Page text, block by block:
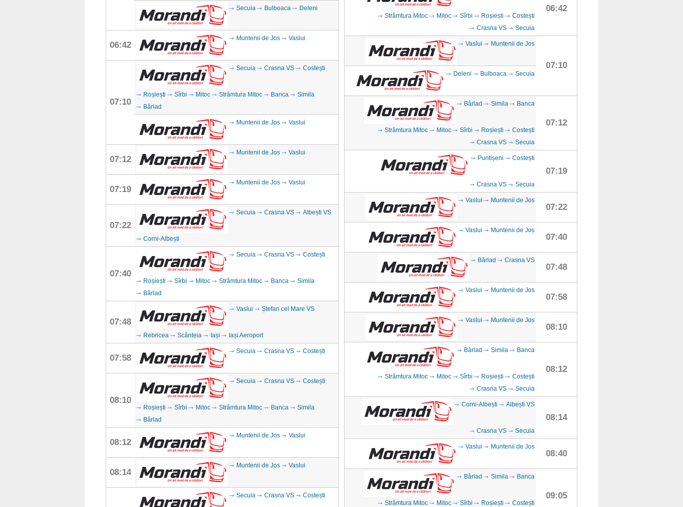
Secuia Bulboaca Deleni
06:42
Muntenii de Jos Vaslui
07:10
Secuia Crasna VS Costești
Roșiești Sîrbi Mitoc Strâmtura Mitoc Banca
Simila
Bârlad
Muntenii de Jos Vaslui
07:12
Muntenii de Jos Vaslui
07:19
Muntenii de Jos Vaslui
07:22
Secuia Crasna VS Albești VS
Corni-Albești
07:40
Secuia Crasna VS Costești
Roșiești Sîrbi Mitoc Strâmtura Mitoc Banca
Simila
Bârlad
07:48
Vaslui Ștefan cel Mare VS
Rebricea Scânteia Iași Iași Aeroport
07:58
Secuia Crasna VS Costești
08:10
Secuia Crasna VS Costești
Roșiești Sîrbi Mitoc Strâmtura Mitoc Banca
Simila
Bârlad
08:12
Muntenii de Jos Vaslui
08:14
Muntenii de Jos Vaslui
Secuia Crasna VS Costești
Strâmtura Mitoc Mitoc Sîrbi Roșiești
Costești
Crasna VS
Secuia
06:42
Vaslui Muntenii de Jos
07:10
Deleni Bulboaca Secuia
Bârlad Simila Banca
Strâmtura Mitoc Mitoc Sîrbi Roșiești
Costești
Crasna VS
Secuia
07:12
Puntișeni Costești
Crasna VS Secuia
07:19
Vaslui Muntenii de Jos
07:22
Vaslui Muntenii de Jos
07:40
Bârlad Crasna VS
07:48
Vaslui Muntenii de Jos
07:58
Vaslui Muntenii de Jos
08:10
Bârlad Simila Banca
Strâmtura Mitoc Mitoc Sîrbi Roșiești
Costești
Crasna VS
Secuia
08:12
Corni-Albești Albești VS
Crasna VS Secuia
08:14
Vaslui Muntenii de Jos
08:40
Bârlad Simila Banca
Strâmtura Mitoc Mitoc Sîrbi Roșiești
Costești
09:05